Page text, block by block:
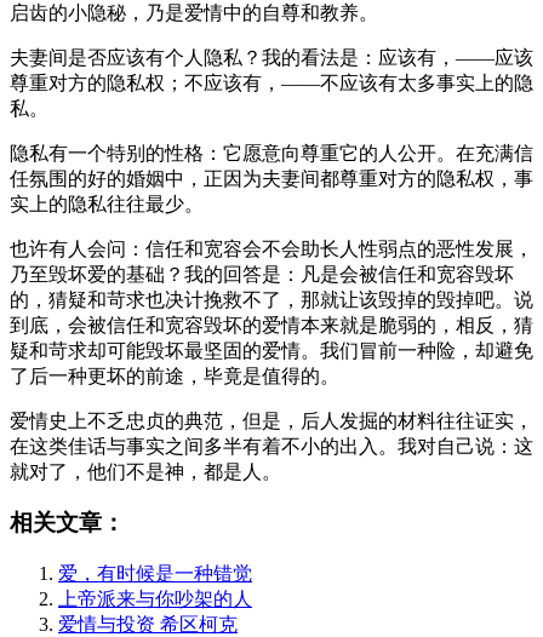
启齿的小隐秘，乃是爱情中的自尊和教养。
夫妻间是否应该有个人隐私？我的看法是：应该有，——应该
尊重对方的隐私权；不应该有，——不应该有太多事实上的隐
私。
隐私有一个特别的性格：它愿意向尊重它的人公开。在充满信
任氛围的好的婚姻中，正因为夫妻间都尊重对方的隐私权，事
实上的隐私往往最少。
也许有人会问：信任和宽容会不会助长人性弱点的恶性发展，
乃至毁坏爱的基础？我的回答是：凡是会被信任和宽容毁坏
的，猜疑和苛求也决计挽救不了，那就让该毁掉的毁掉吧。说
到底，会被信任和宽容毁坏的爱情本来就是脆弱的，相反，猜
疑和苛求却可能毁坏最坚固的爱情。我们冒前一种险，却避免
了后一种更坏的前途，毕竟是值得的。
爱情史上不乏忠贞的典范，但是，后人发掘的材料往往证实，
在这类佳话与事实之间多半有着不小的出入。我对自己说：这
就对了，他们不是神，都是人。
相关文章：
爱，有时候是一种错觉
上帝派来与你吵架的人
爱情与投资 希区柯克